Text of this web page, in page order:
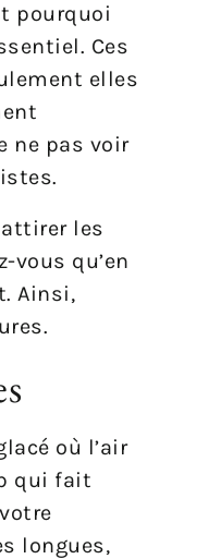
pourquoi
Ces
elles
ne pas voir
les
vous qu’en
Ainsi,
où l’air
qui fait
longues,